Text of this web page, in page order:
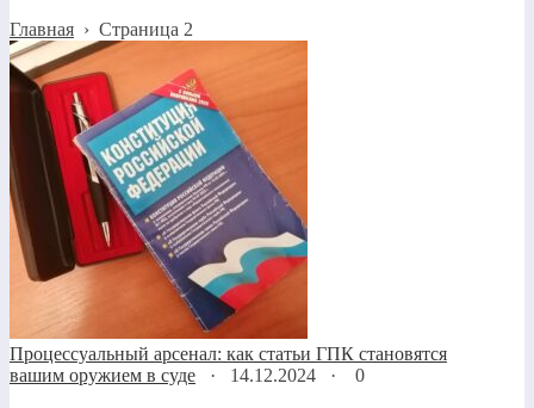
Главная › Страница 2
Процессуальный арсенал: как статьи ГПК становятся
вашим оружием в суде · 14.12.2024 · 0